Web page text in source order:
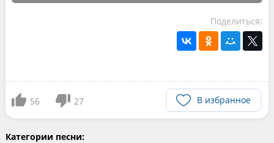
Поделиться:
56 27 В избранное
Категории песни: